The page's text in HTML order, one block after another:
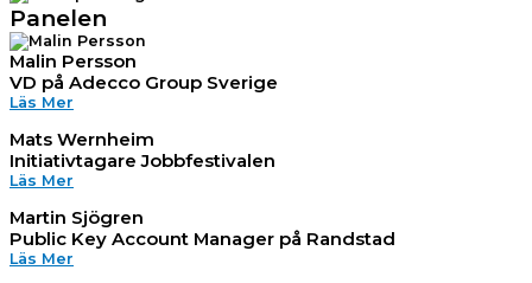
Panelen
Malin Persson
VD på Adecco Group Sverige
Läs Mer
Mats Wernheim
Initiativtagare Jobbfestivalen
Läs Mer
Martin Sjögren
Public Key Account Manager på Randstad
Läs Mer